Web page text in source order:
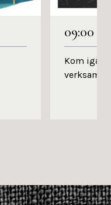
09:00
Kom